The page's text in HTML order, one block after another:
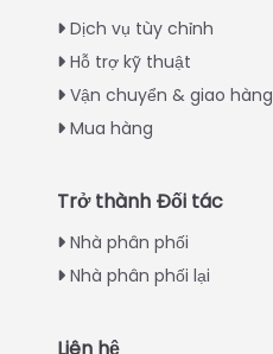
Dịch vụ tùy chỉnh
Hỗ trợ kỹ thuật
Vận chuyển & giao hàng
Mua hàng
Trở thành Đối tác
Nhà phân phối
Nhà phân phối lại
Liên hệ